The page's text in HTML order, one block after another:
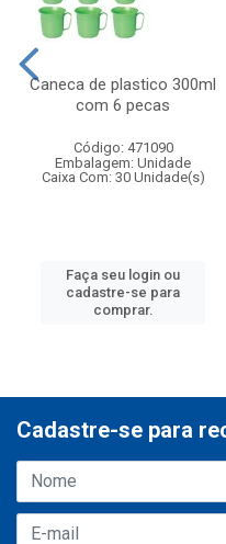
Caneca de plastico 300ml
com 6 pecas
Código: 471090
Embalagem: Unidade
Caixa Com: 30 Unidade(s)
Faça seu login ou
cadastre-se para
comprar.
Cadastre-se para